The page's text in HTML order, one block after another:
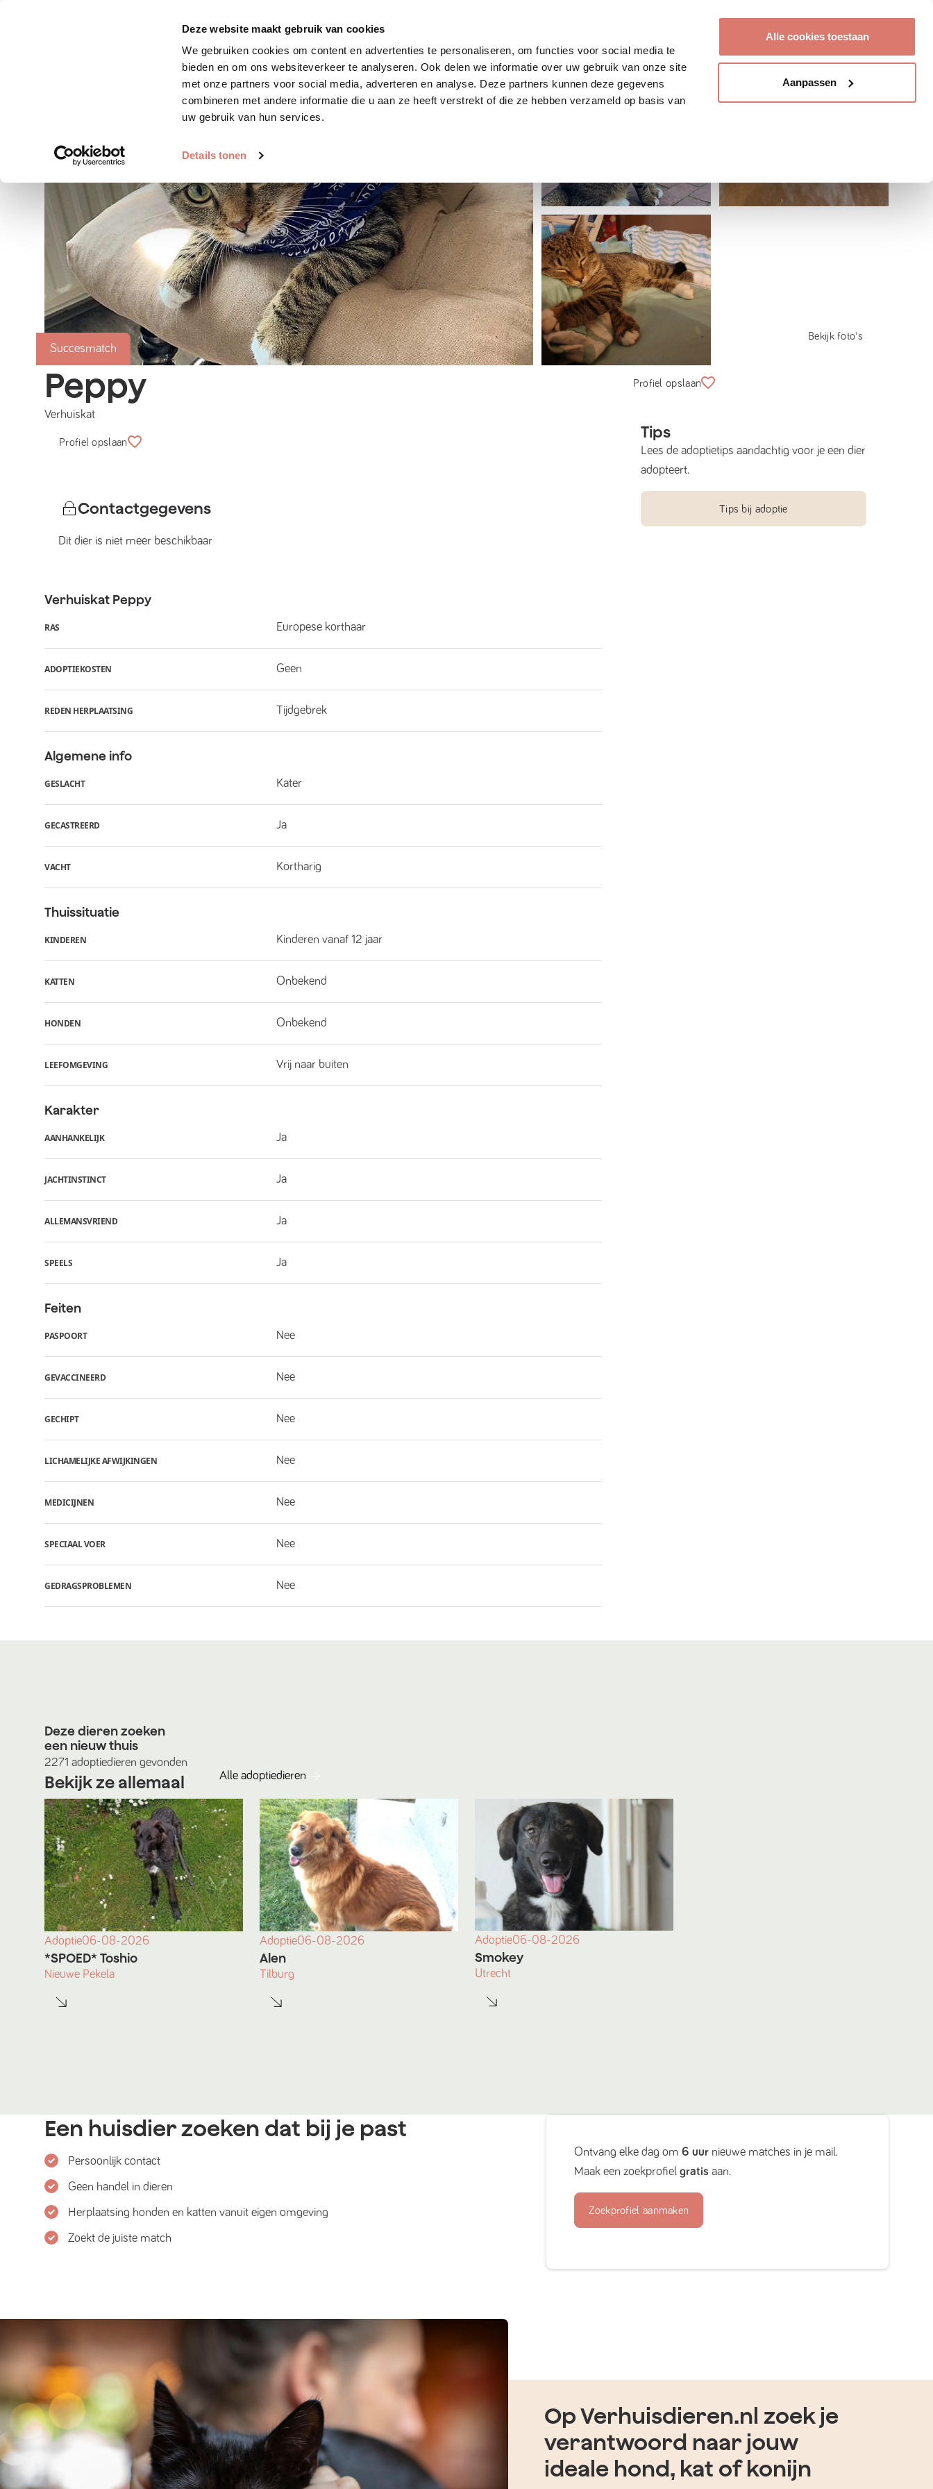
Deze website maakt gebruik van cookies
We gebruiken cookies om content en advertenties te personaliseren, om functies voor social media te
bieden en om ons websiteverkeer te analyseren. Ook delen we informatie over uw gebruik van onze site
met onze partners voor social media, adverteren en analyse. Deze partners kunnen deze gegevens
combineren met andere informatie die u aan ze heeft verstrekt of die ze hebben verzameld op basis van
uw gebruik van hun services.
Details tonen
Alle cookies toestaan
Aanpassen
Zoek huisdier Plaats huisdier Hoe werkt het?
Succesmatch
Bekijk foto's
Peppy
Verhuiskat
Profiel opslaan
Contactgegevens
Dit dier is niet meer beschikbaar
Verhuiskat Peppy
RAS Europese korthaar
ADOPTIEKOSTEN Geen
REDEN HERPLAATSING Tijdgebrek
Algemene info
GESLACHT Kater
GECASTREERD Ja
VACHT Kortharig
Thuissituatie
KINDEREN Kinderen vanaf 12 jaar
KATTEN Onbekend
HONDEN Onbekend
LEEFOMGEVING Vrij naar buiten
Karakter
AANHANKELIJK Ja
JACHTINSTINCT Ja
ALLEMANSVRIEND Ja
SPEELS Ja
Feiten
PASPOORT Nee
GEVACCINEERD Nee
GECHIPT Nee
LICHAMELIJKE AFWIJKINGEN Nee
MEDICIJNEN Nee
SPECIAAL VOER Nee
GEDRAGSPROBLEMEN Nee
Profiel opslaan
Tips
Lees de adoptietips aandachtig voor je een dier
adopteert.
Tips bij adoptie
Deze dieren zoeken
een nieuw thuis
2271 adoptiedieren gevonden
Bekijk ze allemaal Alle adoptiedieren
Adoptie06-08-2026
*SPOED* Toshio
Nieuwe Pekela
Adoptie06-08-2026
Alen
Tilburg
Adoptie06-08-2026
Smokey
Utrecht
Een huisdier zoeken dat bij je past
Persoonlijk contact
Geen handel in dieren
Herplaatsing honden en katten vanuit eigen omgeving
Zoekt de juiste match
Ontvang elke dag om6 uur nieuwe matches in je mail.
Maak een zoekprofielgratis aan.
Zoekprofiel aanmaken
Op Verhuisdieren.nl zoek je
verantwoord naar jouw
ideale hond, kat of konijn